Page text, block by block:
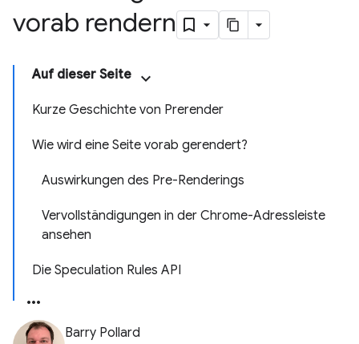
vorab rendern
Auf dieser Seite
Kurze Geschichte von Prerender
Wie wird eine Seite vorab gerendert?
Auswirkungen des Pre-Renderings
Vervollständigungen in der Chrome-Adressleiste
ansehen
Die Speculation Rules API
Barry Pollard